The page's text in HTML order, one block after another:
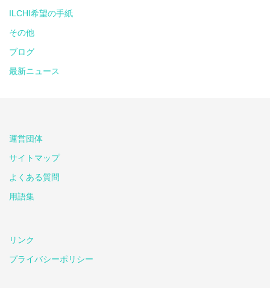
ILCHI希望の手紙
その他
ブログ
最新ニュース
運営団体
サイトマップ
よくある質問
用語集
リンク
プライバシーポリシー